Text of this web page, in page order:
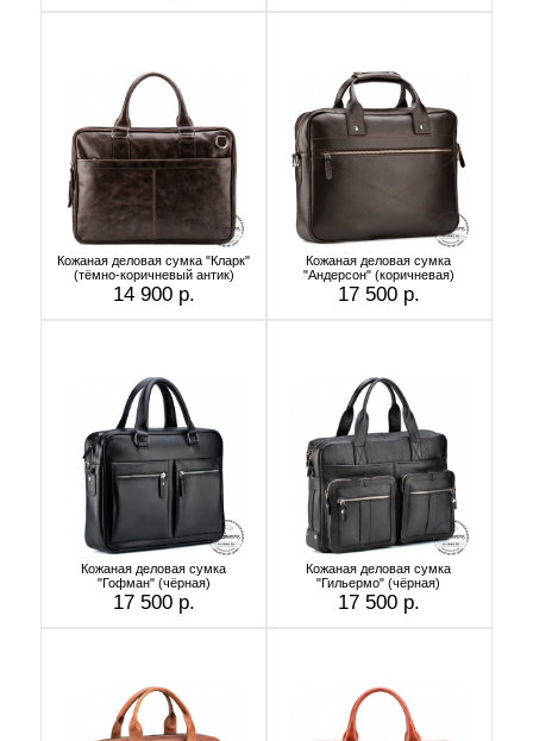
Кожаная деловая сумка "Кларк"
(тёмно-коричневый антик)
14 900 р.
Кожаная деловая сумка
"Андерсон" (коричневая)
17 500 р.
Кожаная деловая сумка
"Гофман" (чёрная)
17 500 р.
Кожаная деловая сумка
"Гильермо" (чёрная)
17 500 р.